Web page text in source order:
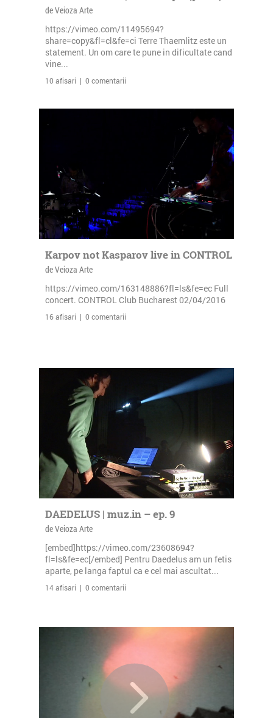
de Veioza Arte
https://vimeo.com/11495694?
share=copy&fl=cl&fe=ci Terre Thaemlitz este un
statement. Un om care te pune in dificultate cand
vine...
10 afisari | 0 comentarii
Karpov not Kasparov live in CONTROL
de Veioza Arte
https://vimeo.com/163148886?fl=ls&fe=ec Full
concert. CONTROL Club Bucharest 02/04/2016
16 afisari | 0 comentarii
DAEDELUS | muz.in – ep. 9
de Veioza Arte
[embed]https://vimeo.com/23608694?
fl=ls&fe=ec[/embed] Pentru Daedelus am un fetis
aparte, pe langa faptul ca e cel mai ascultat...
14 afisari | 0 comentarii